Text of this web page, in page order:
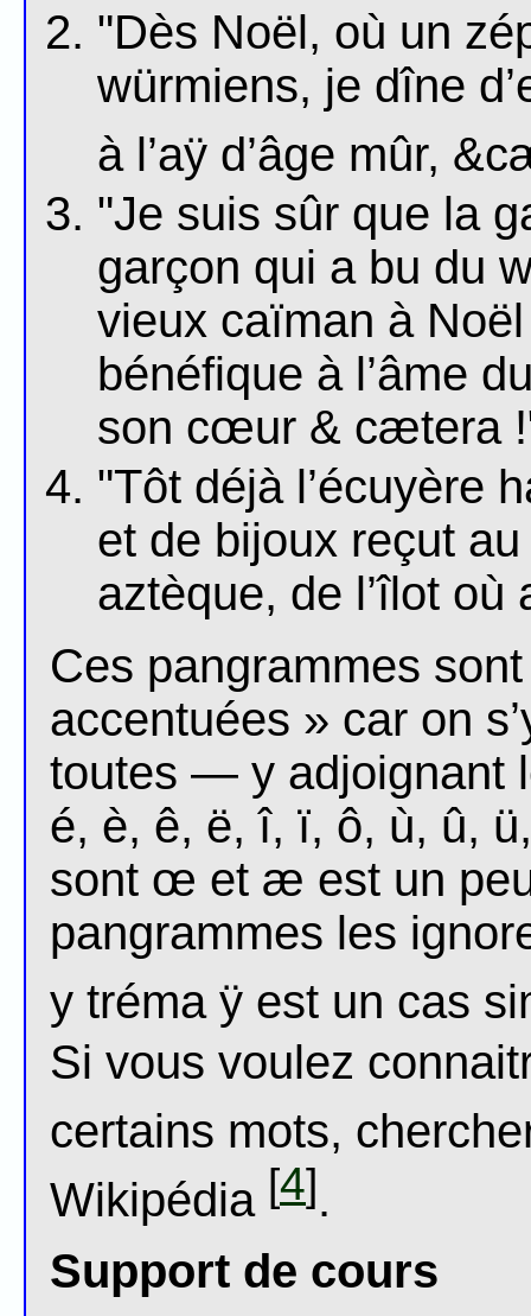
"Dès Noël, où un
würmiens, je dîne
à l’aÿ d’âge mûr,
"Je suis sûr que la
garçon qui a bu du
vieux caïman à
bénéfique à l’âme
son cœur & cætera
"Tôt déjà l’écuyère
et de bijoux reçut
aztèque, de l’îlot
Ces pangrammes
accentuées » car on
toutes — y adjoignant
é, è, ê, ë, î, ï, ô, ù, û,
sont œ et æ est un
pangrammes les
y tréma ÿ est un cas
Si vous voulez
certains mots,
Wikipédia [4].
Support de cours